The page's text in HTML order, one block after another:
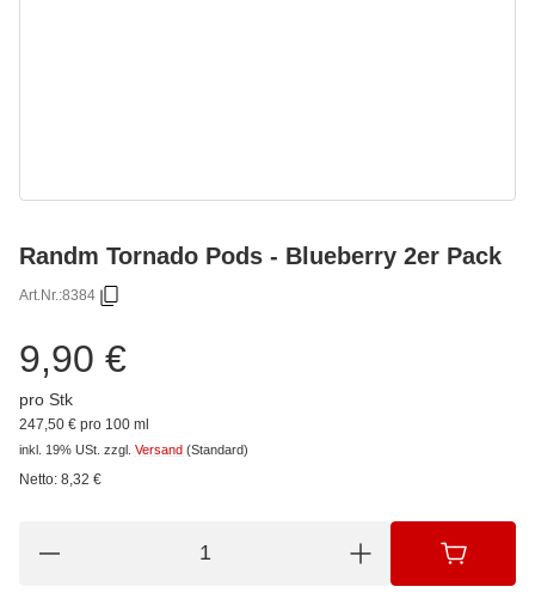
Randm Tornado Pods - Blueberry 2er Pack
Art.Nr.:8384
9,90 €
pro Stk
247,50 € pro 100 ml
inkl. 19% USt. zzgl. Versand (Standard)
Netto: 8,32 €